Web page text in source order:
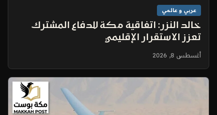
عربي و عالمي
خالد النزر: اتفاقية مكة للدفاع المشترك
تعزز الاستقرار الإقليمي
أغسطس 8, 2026